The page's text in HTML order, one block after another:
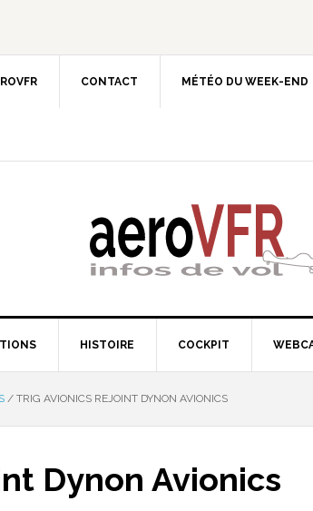
CONTACT MÉTÉO DU WEEK-END
HISTOIRE COCKPIT
/ TRIG AVIONICS REJOINT DYNON AVIONICS
Dynon Avionics